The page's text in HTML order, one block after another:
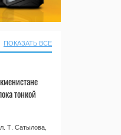
ПОКАЗАТЬ ВСЕ
тонкой
Т. Сатылова,